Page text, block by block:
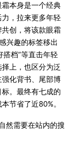
本身是一个经典
，拉来更多年轻
创，将该款眼霜
兴趣的标签移出
搭档”等直击年轻
上，也区分为泛
化背书、尾部博
。最终有七成的
节省了近80%。
然需要在站内的搜